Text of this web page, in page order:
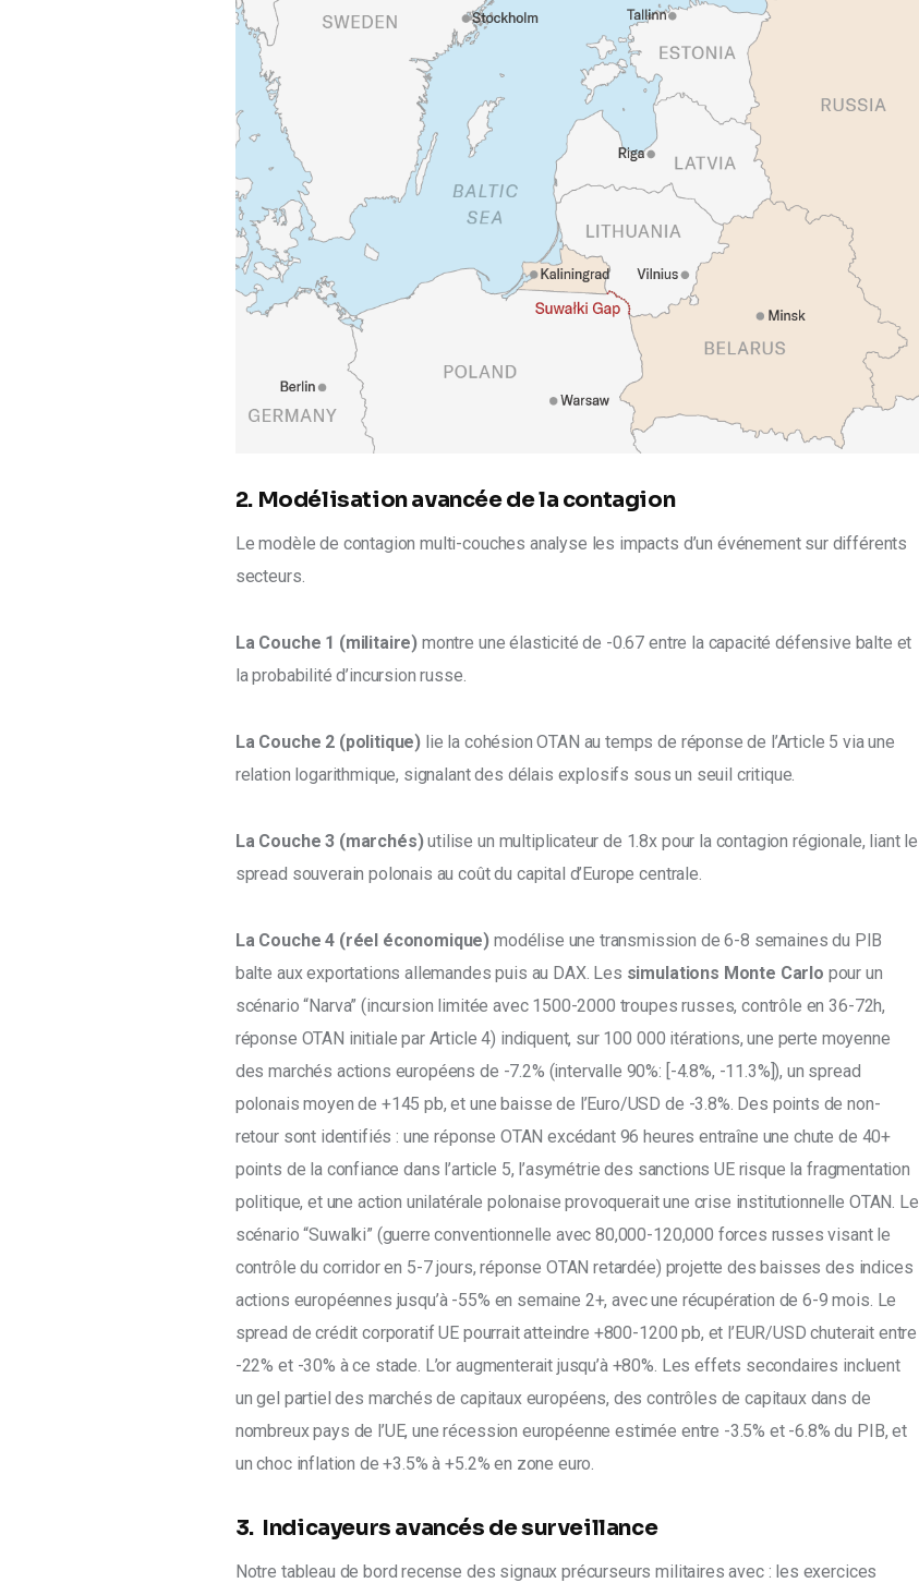
2. Modélisation avancée de la contagion
Le modèle de contagion multi-couches analyse les impacts d’un événement sur différents
secteurs.
La Couche 1 (militaire) montre une élasticité de -0.67 entre la capacité défensive balte et
la probabilité d’incursion russe.
La Couche 2 (politique) lie la cohésion OTAN au temps de réponse de l’Article 5 via une
relation logarithmique, signalant des délais explosifs sous un seuil critique.
La Couche 3 (marchés) utilise un multiplicateur de 1.8x pour la contagion régionale, liant le
spread souverain polonais au coût du capital d’Europe centrale.
La Couche 4 (réel économique) modélise une transmission de 6-8 semaines du PIB
balte aux exportations allemandes puis au DAX. Les simulations Monte Carlo pour un
scénario “Narva” (incursion limitée avec 1500-2000 troupes russes, contrôle en 36-72h,
réponse OTAN initiale par Article 4) indiquent, sur 100 000 itérations, une perte moyenne
des marchés actions européens de -7.2% (intervalle 90%: [-4.8%, -11.3%]), un spread
polonais moyen de +145 pb, et une baisse de l’Euro/USD de -3.8%. Des points de non-
retour sont identifiés : une réponse OTAN excédant 96 heures entraîne une chute de 40+
points de la confiance dans l’article 5, l’asymétrie des sanctions UE risque la fragmentation
politique, et une action unilatérale polonaise provoquerait une crise institutionnelle OTAN. Le
scénario “Suwalki” (guerre conventionnelle avec 80,000-120,000 forces russes visant le
contrôle du corridor en 5-7 jours, réponse OTAN retardée) projette des baisses des indices
actions européennes jusqu’à -55% en semaine 2+, avec une récupération de 6-9 mois. Le
spread de crédit corporatif UE pourrait atteindre +800-1200 pb, et l’EUR/USD chuterait entre
-22% et -30% à ce stade. L’or augmenterait jusqu’à +80%. Les effets secondaires incluent
un gel partiel des marchés de capitaux européens, des contrôles de capitaux dans de
nombreux pays de l’UE, une récession européenne estimée entre -3.5% et -6.8% du PIB, et
un choc inflation de +3.5% à +5.2% en zone euro.
3. Indicayeurs avancés de surveillance
Notre tableau de bord recense des signaux précurseurs militaires avec : les exercices